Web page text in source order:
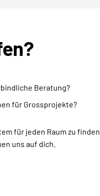
Beratung?
für Grossprojekte?
für jeden Raum zu finden
uns auf dich.